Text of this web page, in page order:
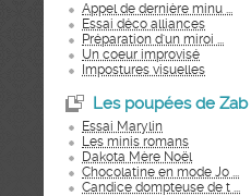
Appel de dernière minu ...
Essai déco alliances
Préparation d'un miroi ...
Un coeur improvisé
Impostures visuelles
Les poupées de Zab
Essai Marylin
Les minis romans
Dakota Mère Noël
Chocolatine en mode Jo ...
Candice dompteuse de t ...